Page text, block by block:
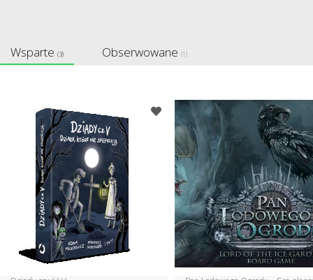
Wsparte (3) Obserwowane (1)